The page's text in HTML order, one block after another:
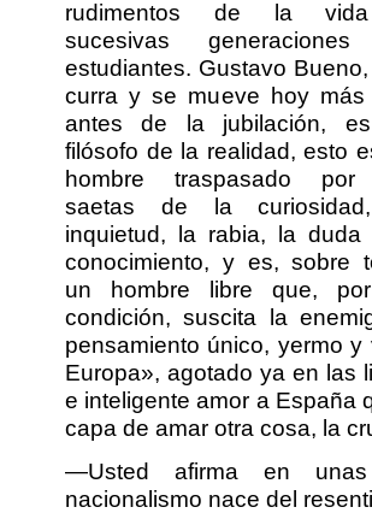
rudimentos de la
sucesivas
estudiantes. Gustavo
curra y se mueve hoy más
antes de la jubilación,
filósofo de la realidad, esto
hombre traspasado
saetas de la
inquietud, la rabia, la
conocimiento, y es, sobre
un hombre libre que,
condición, suscita la
pensamiento único, yermo
Europa», agotado ya en las
e inteligente amor a España
capa de amar otra cosa, la
—Usted afirma en unas
nacionalismo nace del